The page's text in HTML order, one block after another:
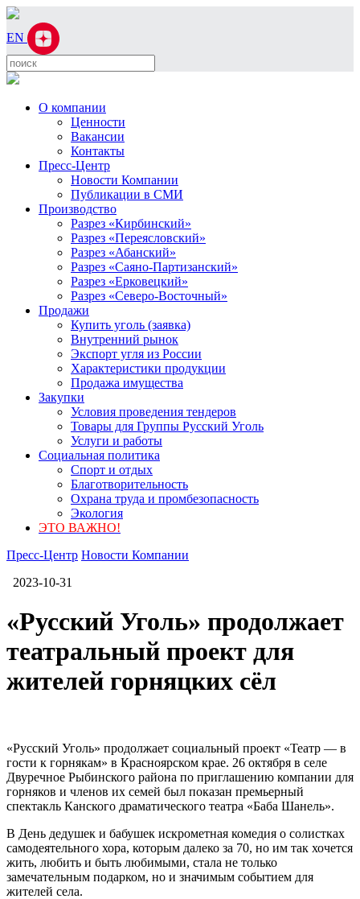
EN
О компании
Ценности
Вакансии
Контакты
Пресс-Центр
Новости Компании
Публикации в СМИ
Производство
Разрез «Кирбинский»
Разрез «Переясловский»
Разрез «Абанский»
Разрез «Саяно-Партизанский»
Разрез «Ерковецкий»
Разрез «Северо-Восточный»
Продажи
Купить уголь (заявка)
Внутренний рынок
Экспорт угля из России
Характеристики продукции
Продажа имущества
Закупки
Условия проведения тендеров
Товары для Группы Русский Уголь
Услуги и работы
Социальная политика
Спорт и отдых
Благотворительность
Охрана труда и промбезопасность
Экология
ЭТО ВАЖНО!
Пресс-Центр Новости Компании
2023-10-31
«Русский Уголь» продолжает
театральный проект для
жителей горняцких сёл
«Русский Уголь» продолжает социальный проект «Театр — в
гости к горнякам» в Красноярском крае. 26 октября в селе
Двуречное Рыбинского района по приглашению компании для
горняков и членов их семей был показан премьерный
спектакль Канского драматического театра «Баба Шанель».
В День дедушек и бабушек искрометная комедия о солистках
самодеятельного хора, которым далеко за 70, но им так хочется
жить, любить и быть любимыми, стала не только
замечательным подарком, но и значимым событием для
жителей села.